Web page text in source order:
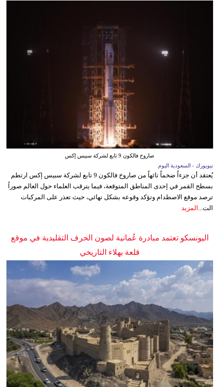
صاروخ فالكون 9 تابع لشركة سبيس إكس
نيويورك - السعودية اليوم
يُعتقد أن جزءاً ضخماً تائهاً من صاروخ فالكون 9 تابع لشركة سبيس إكس ارتطم
بسطح القمر في إحدى المناطق المتوقعة، فيما يترقب العلماء حول العالم صوراً
ترصد موقع الاصطدام وتؤكد وقوعه بشكل نهائي، حيث تعذر على المركبات
الت...
المزيد
اليونسكو تعتمد مبادرة عُمانية لصون الحرف التقليدية في موقع
قلعة بهلاء التاريخي